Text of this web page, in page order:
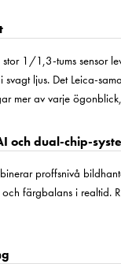
1/1,3-tums sensor
ljus. Det Leica-
mer av varje
och dual-chip-
proffsnivå
färgbalans i realtid.